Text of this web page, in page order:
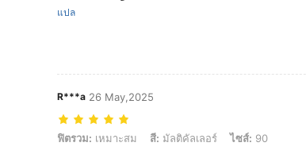
แปล
R***a 26 May,2025
ฟิตรวม: เหมาะสม, สี: มัลติคัลเลอร์, ไซส์: 90
ฟิตรวม: เหมาะสม สี: มัลติคัลเลอร์ ไซส์: 90